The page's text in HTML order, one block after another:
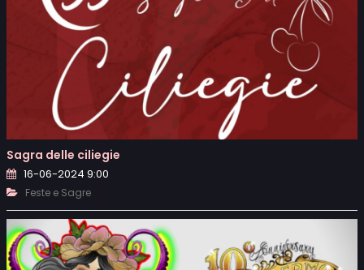
Sagra delle ciliegie
16-06-2024 9:00
Feste e Sagre